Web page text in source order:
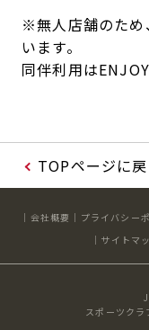
※無人店舗のため
います。
同伴利用は
TOPページに
会社概要 プライバシー
サイトマ
スポーツク